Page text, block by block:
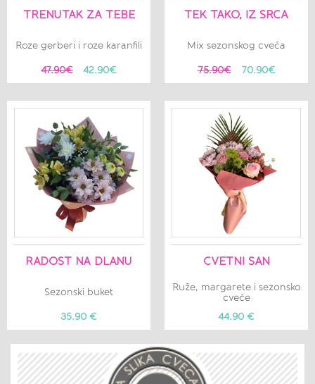
TRENUTAK ZA TEBE
Roze gerberi i roze karanfili
47.90€ 42.90€
TEK TAKO, IZ SRCA
Mix sezonskog cveća
75.90€ 70.90€
RADOST NA DLANU
Sezonski buket
35.90 €
CVETNI SAN
Ruže, margarete i sezonsko
cveće
44.90 €